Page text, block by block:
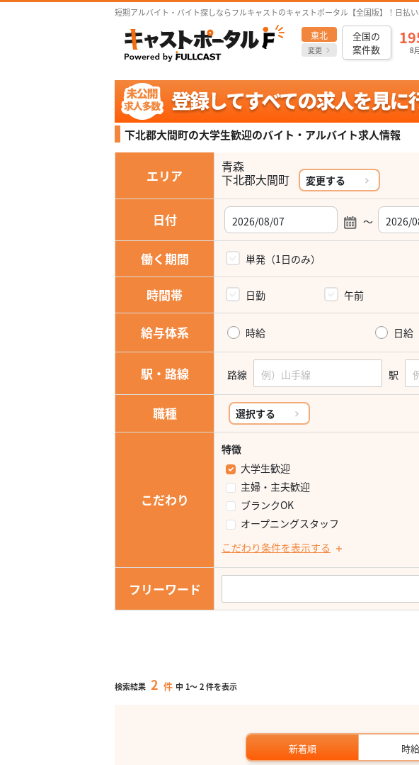
短期アルバイト・バイト探しならフルキャストのキャストポータル【全国版】！日払
東北
変更
全国の
案件数
8
下北郡大間町の大学生歓迎のバイト・アルバイト求人情報
エリア
青森
下北郡大間町 変更する
日付 ～
働く期間 単発（1日のみ）
時間帯 日勤 午前
給与体系 時給 日給
駅・路線 路線 駅
職種 選択する
こだわり
特徴
大学生歓迎
主婦・主夫歓迎
ブランクOK
オープニングスタッフ
こだわり条件を表示する
フリーワード
検索結果 2 件 中 1～2件を表示
新着順 時